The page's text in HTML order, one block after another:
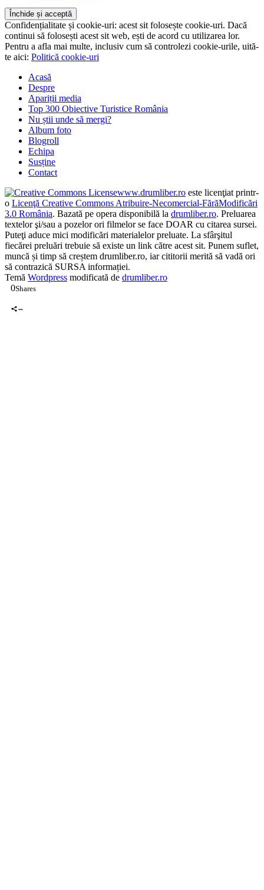
Confidențialitate și cookie-uri: acest sit folosește cookie-uri. Dacă
continui să folosești acest sit web, ești de acord cu utilizarea lor.
Pentru a afla mai multe, inclusiv cum să controlezi cookie-urile, uită-
te aici: Politică cookie-uri
Acasă
Despre
Apariții media
Top 300 Obiective Turistice România
Nu știi unde să mergi?
Album foto
Blogroll
Echipa
Susține
Contact
www.drumliber.ro este licenţiat printr-
o Licenţă Creative Commons Atribuire-Necomercial-FărăModificări
3.0 România. Bazată pe opera disponibilă la drumliber.ro. Preluarea
textelor şi/sau a pozelor ori filmelor se face DOAR cu citarea sursei.
Puteţi aduce mici modificări materialelor preluate. La sfârşitul
fiecărei preluări trebuie să existe un link către acest sit. Punem suflet,
muncă și timp să creștem drumliber.ro, iar cititorii merită să vadă ori
să contrazică SURSA informației.
Temă Wordpress modificată de drumliber.ro
0Shares